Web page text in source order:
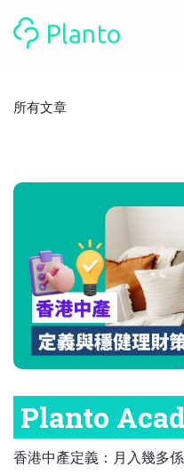
Planto功能
全功能記賬
管理MPF戶口
一次過管理所有強
申請清卡數/私人
CreFIT x Planto
私人貸款
投資戶口 (美股)
比較最抵美股投資
投資戶口 (港股)
比較最抵港股投資
投資加密貨幣
比較最抵Crypto交
月供股票計劃
定期存款
比較定存利率
信用卡
比較各種最優惠信
Academy
Marketplace
手機App與理財資訊
所有文章
儲錢貼士
消費娛樂
借貸須知
職場理財
Planto
香港中產定義：月入幾多